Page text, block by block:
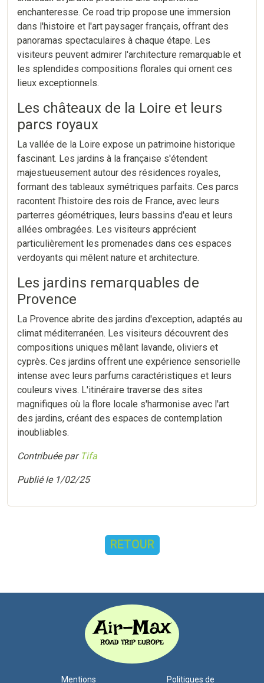
enchanteresse. Ce road trip propose une immersion
dans l'histoire et l'art paysager français, offrant des
panoramas spectaculaires à chaque étape. Les
visiteurs peuvent admirer l'architecture remarquable et
les splendides compositions florales qui ornent ces
lieux exceptionnels.
Les châteaux de la Loire et leurs
parcs royaux
La vallée de la Loire expose un patrimoine historique
fascinant. Les jardins à la française s'étendent
majestueusement autour des résidences royales,
formant des tableaux symétriques parfaits. Ces parcs
racontent l'histoire des rois de France, avec leurs
parterres géométriques, leurs bassins d'eau et leurs
allées ombragées. Les visiteurs apprécient
particulièrement les promenades dans ces espaces
verdoyants qui mêlent nature et architecture.
Les jardins remarquables de
Provence
La Provence abrite des jardins d'exception, adaptés au
climat méditerranéen. Les visiteurs découvrent des
compositions uniques mêlant lavande, oliviers et
cyprès. Ces jardins offrent une expérience sensorielle
intense avec leurs parfums caractéristiques et leurs
couleurs vives. L'itinéraire traverse des sites
magnifiques où la flore locale s'harmonise avec l'art
des jardins, créant des espaces de contemplation
inoubliables.
Contribuée par Tifa
Publié le 1/02/25
RETOUR
Mentions Politiques de